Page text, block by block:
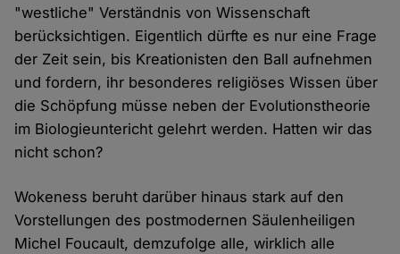
"westliche" Verständnis von Wissenschaft
berücksichtigen. Eigentlich dürfte es nur eine Frage
der Zeit sein, bis Kreationisten den Ball aufnehmen
und fordern, ihr besonderes religiöses Wissen über
die Schöpfung müsse neben der Evolutionstheorie
im Biologieuntericht gelehrt werden. Hatten wir das
nicht schon?
Wokeness beruht darüber hinaus stark auf den
Vorstellungen des postmodernen Säulenheiligen
Michel Foucault, demzufolge alle, wirklich alle